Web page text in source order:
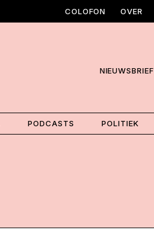
COLOFON OVER
NIEUWSBRIEF
PODCASTS POLITIEK